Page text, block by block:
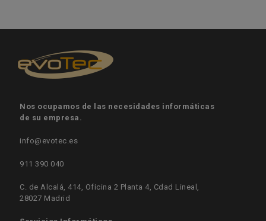
Nos ocupamos de las necesidades informáticas
de su empresa.
info@evotec.es
911 390 040
C. de Alcalá, 414, Oficina 2 Planta 4, Cdad Lineal,
28027 Madrid